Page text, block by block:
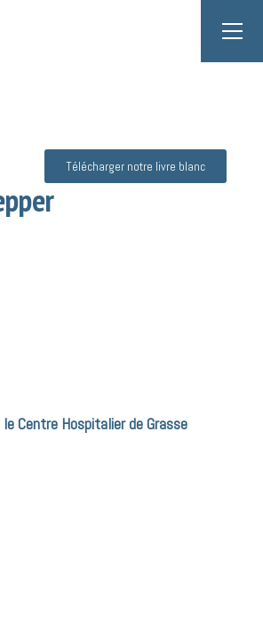
Télécharger notre livre blanc
Centre Hospitalier de Grasse